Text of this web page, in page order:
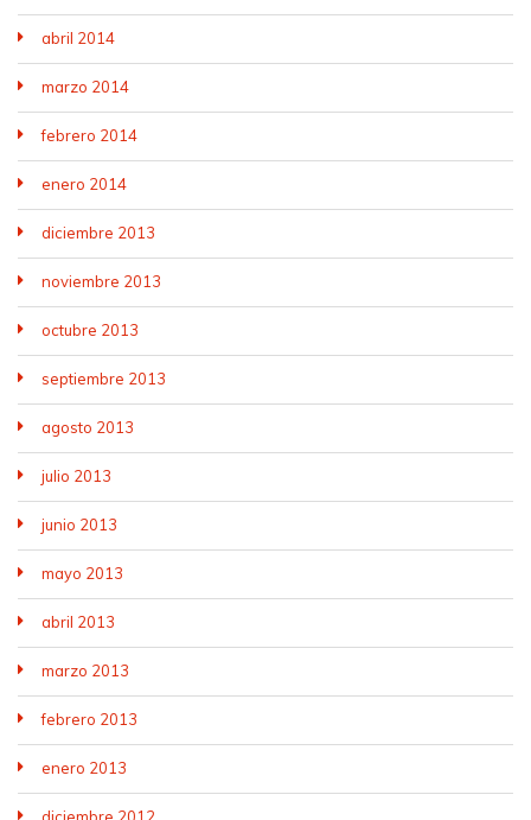
abril 2014
marzo 2014
febrero 2014
enero 2014
diciembre 2013
noviembre 2013
octubre 2013
septiembre 2013
agosto 2013
julio 2013
junio 2013
mayo 2013
abril 2013
marzo 2013
febrero 2013
enero 2013
diciembre 2012